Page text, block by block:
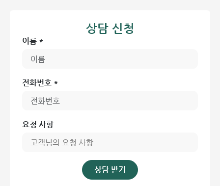
- 만성 근골격계 질환 환자: 류마티스 관절염, 강직성 척추염,
전신 홍반성 루푸스, 자가면역 근염, 전신성 경화증 등
- 내분비 질환 환자: 부갑상선 기능 항진증, 갑상선 기능 항진
- 생식선 기능 저하 남성 및 여성: 난소 기능 저하, 조기 폐경,
난소 절제술, 고환 기능 저하
- 약물 복용한 환자: 항경련제(디하이단), 항응고제(헤파린),
자세로 걷기, 뼈 끝 부위 통증, 바늘로 찌르는 듯한 통증, 긴
뼈를 따라 나타나는 피로감 등의 증상이 있는 경우에도 골다
상담 신청
이름 *
전화번호 *
요청 사항
상담 받기